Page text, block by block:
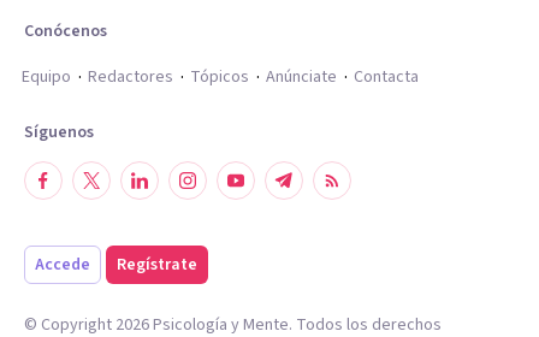
Conócenos
Equipo
Redactores Tópicos Anúnciate Contacta
Síguenos
Accede Regístrate
© Copyright 2026Psicología y Mente. Todos los derechos